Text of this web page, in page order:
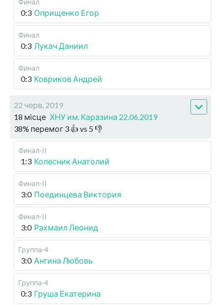
Финал
0:3 Оприщенко Егор
Финал
0:3 Лукач Даниил
Финал
0:3 Ковриков Андрей
22 черв, 2019
18 місце ХНУ им. Каразина 22.06.2019
38% перемог 3 👍 vs 5 👎
Финал-II
1:3 Колесник Анатолий
Финал-II
3:0 Поединцева Виктория
Финал-II
3:0 Рахмаил Леонид
Группа-4
3:0 Ангина Любовь
Группа-4
0:3 Груша Екатерина